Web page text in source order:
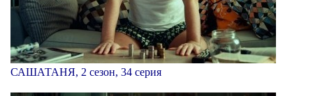
САШАТАНЯ, 2 сезон, 34 серия